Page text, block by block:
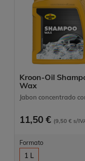
Kroon-Oil
Wax
Jabon concentrado
11,50 € (9,50 € s/
Formato
1 L